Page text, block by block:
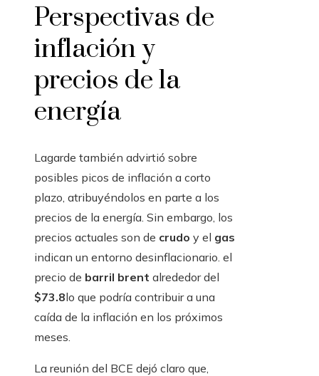
Perspectivas de
inflación y
precios de la
energía
Lagarde también advirtió sobre
posibles picos de inflación a corto
plazo, atribuyéndolos en parte a los
precios de la energía. Sin embargo, los
precios actuales son de crudo y el gas
indican un entorno desinflacionario. el
precio de barril brent alrededor del
$73.8lo que podría contribuir a una
caída de la inflación en los próximos
meses.
La reunión del BCE dejó claro que,